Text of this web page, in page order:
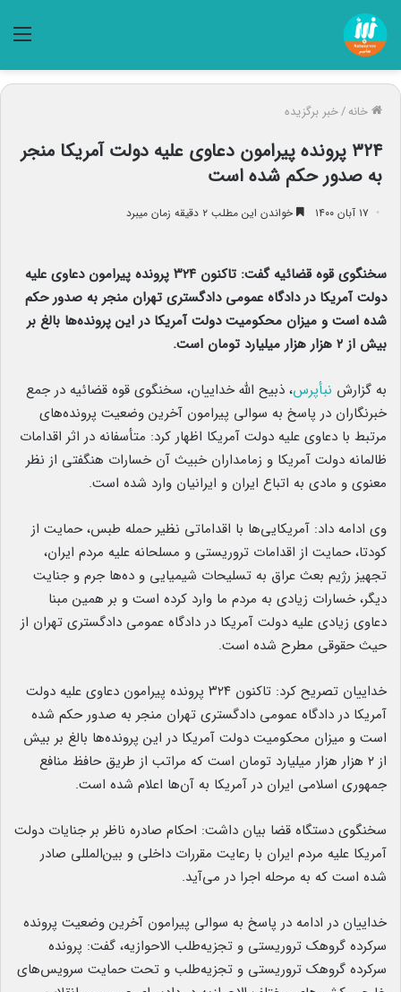
خانه/خبر برگزیده
۳۲۴ پرونده پیرامون دعاوی علیه دولت آمریکا منجر
به صدور حکم شده است
۱۷ آبان ۱۴۰۰ خواندن این مطلب ۲ دقیقه زمان میبرد
سخنگوی قوه قضائیه گفت: تاکنون ۳۲۴ پرونده پیرامون دعاوی علیه
دولت آمریکا در دادگاه عمومی دادگستری تهران منجر به صدور حکم
شده است و میزان محکومیت دولت آمریکا در این پرونده‌ها بالغ بر
بیش از ۲ هزار هزار میلیارد تومان است.
به گزارش نبأپرس، ذبیح الله خداییان، سخنگوی قوه قضائیه در جمع
خبرنگاران در پاسخ به سوالی پیرامون آخرین وضعیت پرونده‌های
مرتبط با دعاوی علیه دولت آمریکا اظهار کرد: متأسفانه در اثر اقدامات
ظالمانه دولت آمریکا و زمامداران خبیث آن خسارات هنگفتی از نظر
معنوی و مادی به اتباع ایران و ایرانیان وارد شده است.
وی ادامه داد: آمریکایی‌ها با اقداماتی نظیر حمله طبس، حمایت از
کودتا، حمایت از اقدامات تروریستی و مسلحانه علیه مردم ایران،
تجهیز رژیم بعث عراق به تسلیحات شیمیایی و ده‌ها جرم و جنایت
دیگر، خسارات زیادی به مردم ما وارد کرده است و بر همین مبنا
دعاوی زیادی علیه دولت آمریکا در دادگاه عمومی دادگستری تهران از
حیث حقوقی مطرح شده است.
خداییان تصریح کرد: تاکنون ۳۲۴ پرونده پیرامون دعاوی علیه دولت
آمریکا در دادگاه عمومی دادگستری تهران منجر به صدور حکم شده
است و میزان محکومیت دولت آمریکا در این پرونده‌ها بالغ بر بیش
از ۲ هزار هزار میلیارد تومان است که مراتب از طریق حافظ منافع
جمهوری اسلامی ایران در آمریکا به آن‌ها اعلام شده است.
سخنگوی دستگاه قضا بیان داشت: احکام صادره ناظر بر جنایات دولت
آمریکا علیه مردم ایران با رعایت مقررات داخلی و بین‌المللی صادر
شده است که به مرحله اجرا در می‌آید.
خداییان در ادامه در پاسخ به سوالی پیرامون آخرین وضعیت پرونده
سرکرده گروهک تروریستی و تجزیه‌طلب الاحوازیه، گفت: پرونده
سرکرده گروهک تروریستی و تجزیه‌طلب و تحت حمایت سرویس‌های